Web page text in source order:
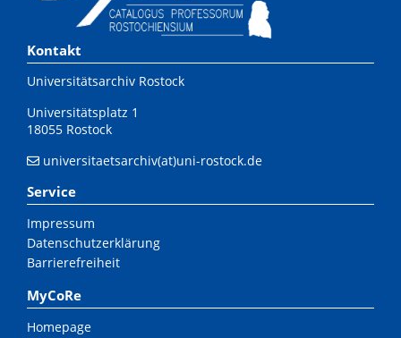
Kontakt
Universitätsarchiv Rostock
Universitätsplatz 1
18055 Rostock
universitaetsarchiv(at)uni-rostock.de
Service
Impressum
Datenschutzerklärung
Barrierefreiheit
MyCoRe
Homepage